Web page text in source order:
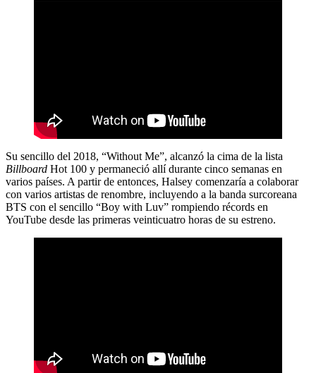
Su sencillo del 2018, “Without Me”, alcanzó la cima de la lista
Billboard Hot 100 y permaneció allí durante cinco semanas en
varios países. A partir de entonces, Halsey comenzaría a colaborar
con varios artistas de renombre, incluyendo a la banda surcoreana
BTS con el sencillo “Boy with Luv” rompiendo récords en
YouTube desde las primeras veinticuatro horas de su estreno.